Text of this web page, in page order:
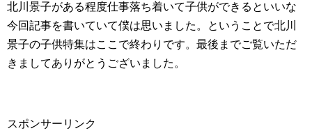
北川景子がある程度仕事落ち着いて子供ができるといいな
今回記事を書いていて僕は思いました。ということで北川
景子の子供特集はここで終わりです。最後までご覧いただ
きましてありがとうございました。
スポンサーリンク